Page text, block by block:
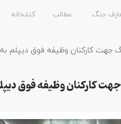
جنگ مطالب کتابخانه
کارکنان وظیفه فوق دیپلم به
کارکنان وظیفه فوق